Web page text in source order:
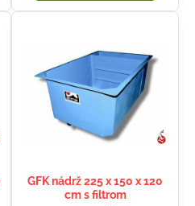
GFK nádrž 225 x 150 x 120
cm s filtrom